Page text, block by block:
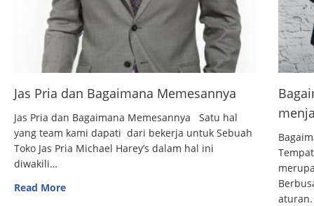
Jas Pria dan Bagaimana Memesannya
Jas Pria dan Bagaimana Memesannya Satu hal
yang team kami dapati dari bekerja untuk Sebuah
Toko Jas Pria Michael Harey’s dalam hal ini
diwakili…
Read More